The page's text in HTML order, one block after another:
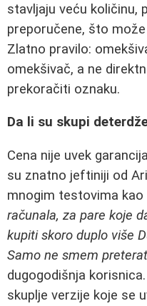
stavljaju veću količinu,
preporučene, što
Zlatno pravilo:
omekšivač, a ne
prekoračiti oznaku.
Da li su skupi
Cena nije uvek
su znatno jeftiniji od
mnogim testovima
računala, za pare koje
kupiti skoro duplo više
Samo ne smem
dugogodišnja
skuplje verzije koje se